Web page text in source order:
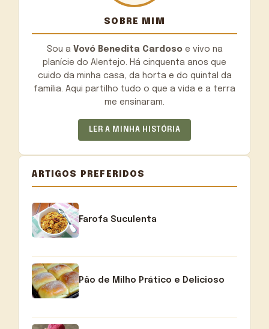
SOBRE MIM
Sou a Vovó Benedita Cardosoe vivo na
planície do Alentejo. Há cinquenta anos que
cuido da minha casa, da horta e do quintal da
família. Aqui partilho tudo o que a vida e a terra
me ensinaram.
LER A MINHA HISTÓRIA
ARTIGOS PREFERIDOS
Farofa Suculenta
Pão de Milho Prático e Delicioso